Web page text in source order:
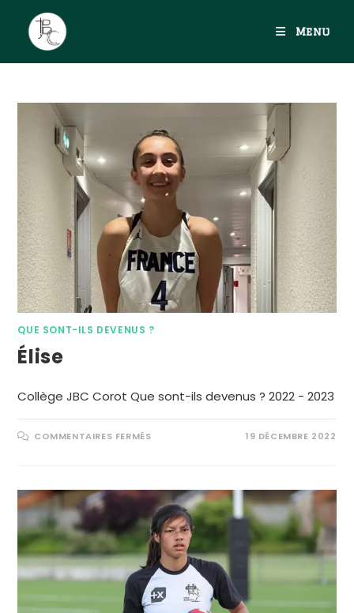
Menu
QUE SONT-ILS DEVENUS ?
Élise
Collège JBC Corot Que sont-ils devenus ? 2022 - 2023
COMMENTAIRES FERMÉS 19 DÉCEMBRE 2022